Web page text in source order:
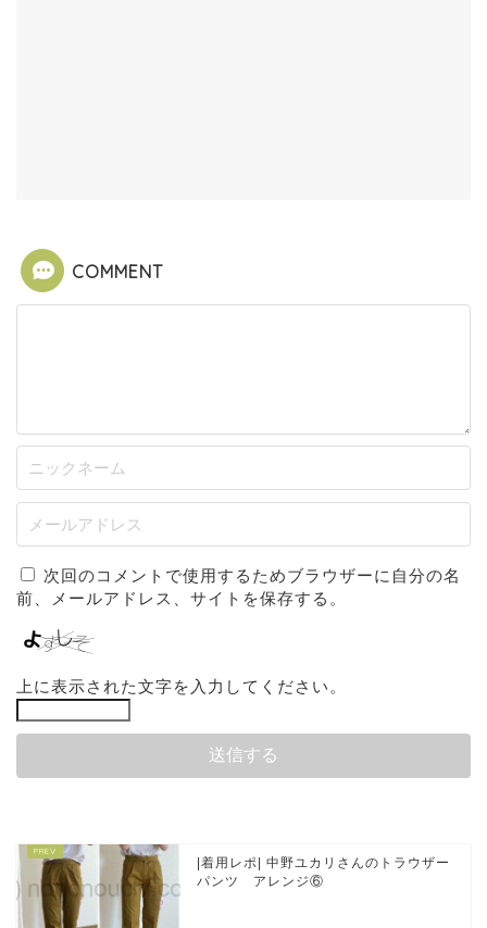
COMMENT
次回のコメントで使用するためブラウザーに自分の名
前、メールアドレス、サイトを保存する。
上に表示された文字を入力してください。
|着用レポ| 中野ユカリさんのトラウザー
パンツ アレンジ⑥